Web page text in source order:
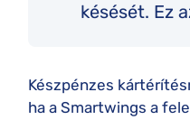
késését. Ez
Készpénzes
ha a Smartwings a